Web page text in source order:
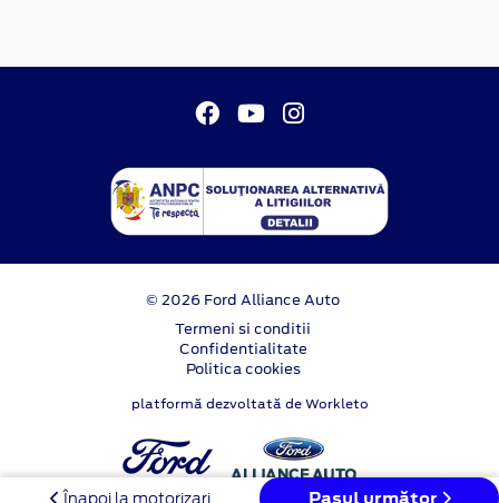
Înapoi la motorizari Pasul următor
© 2026 Ford Alliance Auto
Termeni si conditii
Confidentialitate
Politica cookies
platformă dezvoltată de Workleto